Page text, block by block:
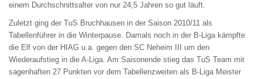
einem Durchschnittsalter von nur 24,5 Jahren so gut läuft.
Zuletzt ging der TuS Bruchhausen in der Saison 2010/11 als
Tabellenführer in die Winterpause. Damals noch in der B-Liga kämpfte
die Elf von der HIAG u.a. gegen den SC Neheim III um den
Wiederaufstieg in die A-Liga. Am Saisonende stieg das TuS Team mit
sagenhaften 27 Punkten vor dem Tabellenzweiten als B-Liga Meister